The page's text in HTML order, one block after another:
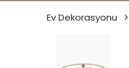
Ev Dekorasyonu